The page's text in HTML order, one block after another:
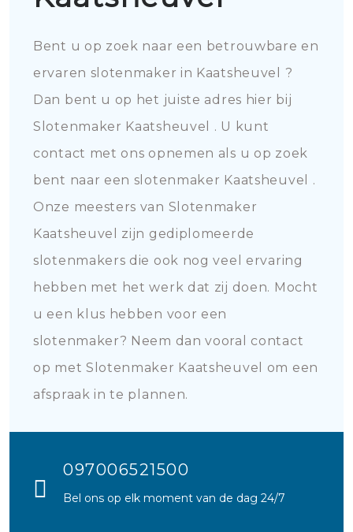
Bent u op zoek naar een betrouwbare en
ervaren slotenmaker in Kaatsheuvel ?
Dan bent u op het juiste adres hier bij
Slotenmaker Kaatsheuvel . U kunt
contact met ons opnemen als u op zoek
bent naar een slotenmaker Kaatsheuvel .
Onze meesters van Slotenmaker
Kaatsheuvel zijn gediplomeerde
slotenmakers die ook nog veel ervaring
hebben met het werk dat zij doen. Mocht
u een klus hebben voor een
slotenmaker? Neem dan vooral contact
op met Slotenmaker Kaatsheuvel om een
afspraak in te plannen.
097006521500
Bel ons op elk moment van de dag 24/7